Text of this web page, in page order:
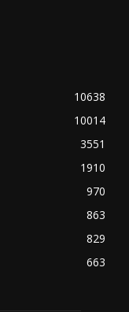
10638
10014
3551
1910
970
863
829
663